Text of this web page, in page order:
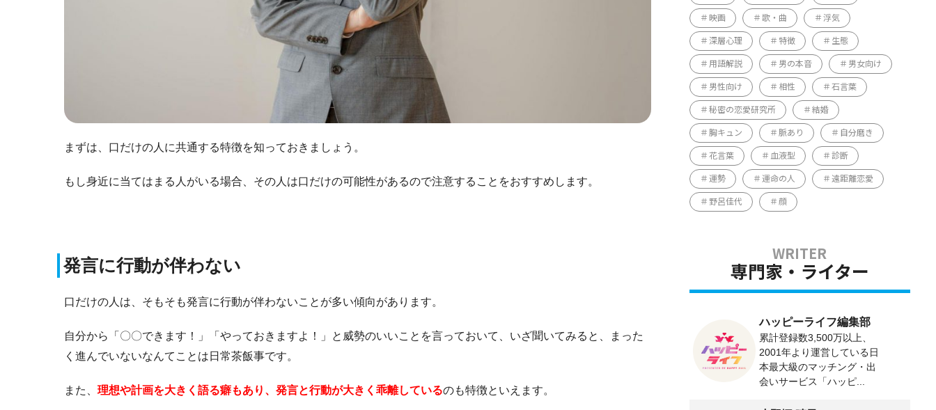
まずは、口だけの人に共通する特徴を知っておきましょう。
もし身近に当てはまる人がいる場合、その人は口だけの可能性があるので注意することをおすすめします。
発言に行動が伴わない
口だけの人は、そもそも発言に行動が伴わないことが多い傾向があります。
自分から「〇〇できます！」「やっておきますよ！」と威勢のいいことを言っておいて、いざ聞いてみると、まった
く進んでいないなんてことは日常茶飯事です。
また、 理想や計画を大きく語る癖もあり、発言と行動が大きく乖離しているのも特徴といえます。
映画 歌・曲 浮気
深層心理 特徴 生態
用語解説 男の本音 男女向け
男性向け 相性 石言葉
秘密の恋愛研究所 結婚
胸キュン 脈あり 自分磨き
花言葉 血液型 診断
運勢 運命の人 遠距離恋愛
野呂佳代 顔
専門家・ライター
ハッピーライフ編集部
累計登録数3,500万以上、
2001年より運営している日
本最大級のマッチング・出
会いサービス「ハッピ...